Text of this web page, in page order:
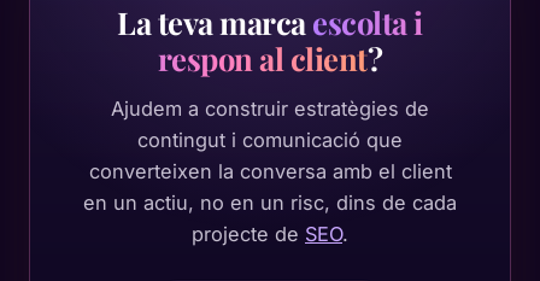
La teva marca escolta i
respon al client?
Ajudem a construir estratègies de
contingut i comunicació que
converteixen la conversa amb el client
en un actiu, no en un risc, dins de cada
projecte de SEO.